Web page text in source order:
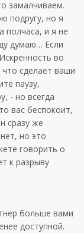
замалчиваем.
подругу, но я
полчаса, и я не
думаю… Если
во
сделает ваши
паузу,
- но всегда
вас беспокоит,
сразу же
но это
говорить о
к разрыву
больше вами
доступной.